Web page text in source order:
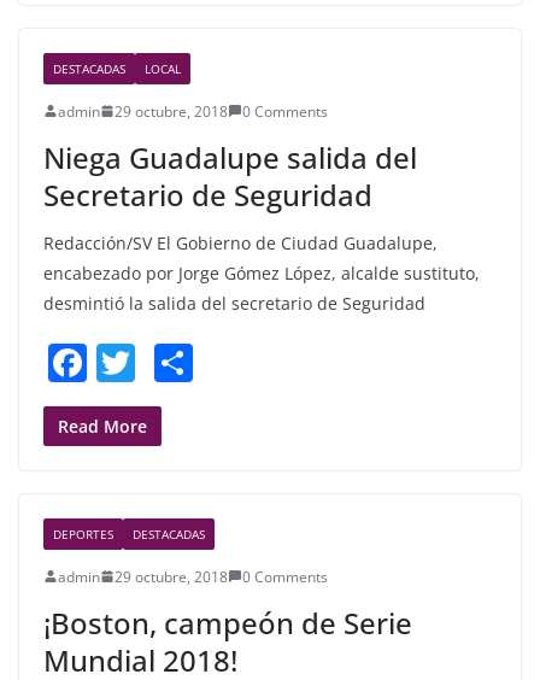
b
o
o
k
DESTACADAS LOCAL
admin 29 octubre, 2018 0 Comments
Niega Guadalupe salida del
Secretario de Seguridad
Redacción/SV El Gobierno de Ciudad Guadalupe,
encabezado por Jorge Gómez López, alcalde sustituto,
desmintió la salida del secretario de Seguridad
F
a
c
b
o
o
k
T
w
itt
Read More
DEPORTES DESTACADAS
admin 29 octubre, 2018 0 Comments
¡Boston, campeón de Serie
Mundial 2018!